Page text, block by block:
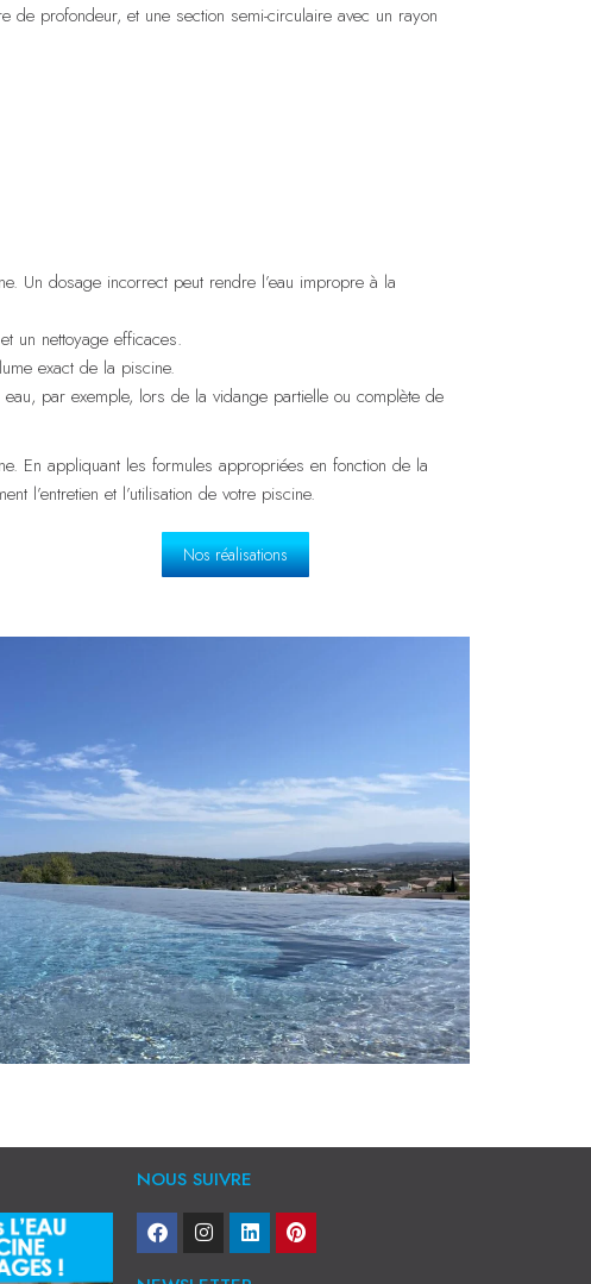
profondeur, et une section semi-circulaire avec un rayon
Un dosage incorrect peut rendre l’eau impropre à la
un nettoyage efficaces.
exact de la piscine.
par exemple, lors de la vidange partielle ou complète de
En appliquant les formules appropriées en fonction de la
l’entretien et l’utilisation de votre piscine.
Nos réalisations
NOUS SUIVRE